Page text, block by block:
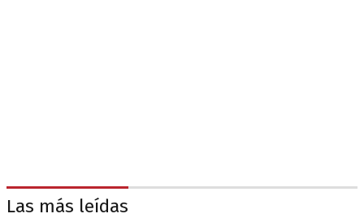
Las más leídas